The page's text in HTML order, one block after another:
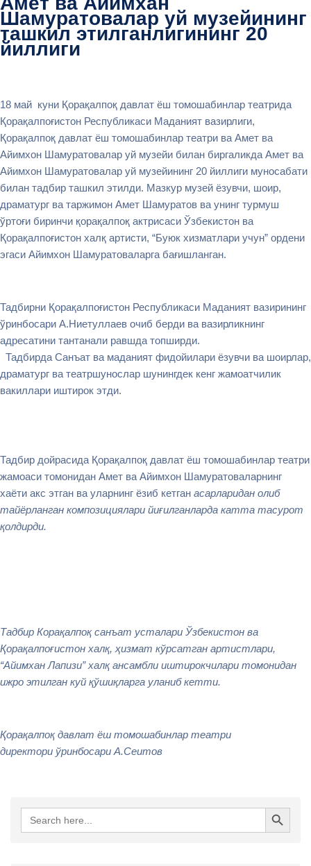
Шамуратовалар уй музейининг
ташкил этилганлигининг 20
йиллиги
18 май куни Қорақалпоқ давлат ёш томошабинлар театрида
Қорақалпоғистон Республикаси Маданият вазирлиги,
Қорақалпоқ давлат ёш томошабинлар театри ва Амет ва
Айимхон Шамуратовалар уй музейи билан биргаликда Амет ва
Айимхон Шамуратовалар уй музейининг 20 йиллиги муносабати
билан тадбир ташкил этилди. Мазкур музей ёзувчи, шоир,
драматург ва таржимон Амет Шамуратов ва унинг турмуш
ўртоғи биринчи қорақалпоқ актрисаси Ўзбекистон ва
Қорақалпоғистон халқ артисти, “Буюк хизматлари учун” ордени
эгаси Айимхон Шамуратоваларга бағишланган.
Тадбирни Қорақалпоғистон Республикаси Маданият вазирининг
ўринбосари А.Ниетуллаев очиб берди ва вазирликнинг
адресатини тантанали равшда топширди.
Тадбирда Санъат ва маданият фидойилари ёзувчи ва шоирлар,
драматург ва театршунослар шунингдек кенг жамоатчилик
вакиллари иштирок этди.
Тадбир дойрасида Қорақалпоқ давлат ёш томошабинлар театри
жамоаси томонидан Амет ва Айимхон Шамуратоваларнинг
хаёти акс этган ва уларнинг ёзиб кетган асарларидан олиб
тайёрланган композициялари йиғилганларда катта тасурот
қолдирди.
Тадбир Корақалпоқ санъат усталари Ўзбекистон ва
Қорақалпоғистон халқ, ҳизмат кўрсатган артистлари,
“Айимхан Лапизи” халқ ансамбли иштирокчилари томонидан
ижро этилган куй қўшиқларга уланиб кетти.
Қорақалпоқ давлат ёш томошабинлар театри
директори ўринбосари А.Сеитов
Search
for:
Search Button